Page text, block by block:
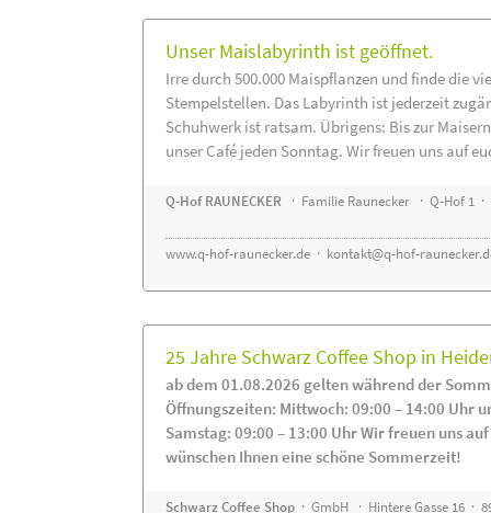
Unser Maislabyrinth ist geöffnet.
Irre durch 500.000 Maispflanzen und finde die
Stempelstellen. Das Labyrinth ist jederzeit
Schuhwerk ist ratsam. Übrigens: Bis zur
unser Café jeden Sonntag. Wir freuen uns auf
Q-Hof RAUNECKER · Familie Raunecker · Q-Hof 1
www.q-hof-raunecker.de · kontakt@q-hof-
25 Jahre Schwarz Coffee Shop in
ab dem 01.08.2026 gelten während der
Öffnungszeiten: Mittwoch: 09:00 – 14:00 Uhr
Samstag: 09:00 – 13:00 Uhr Wir freuen uns
wünschen Ihnen eine schöne Sommerzeit!
Schwarz Coffee Shop · GmbH · Hintere Gasse 16 ·